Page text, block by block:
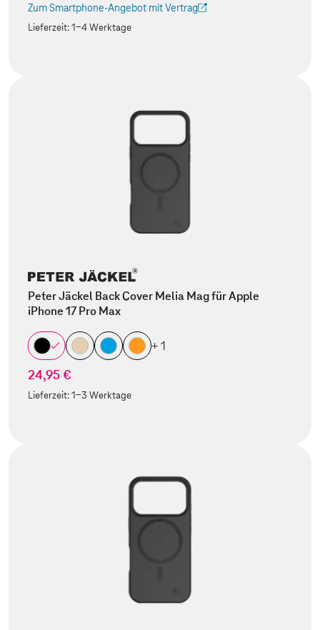
Zum Smartphone-Angebot mit Vertrag
(Der Link wird in einem neuen Tab geöffnet)
Lieferzeit:1-4 Werktage
Peter Jäckel Back Cover Melia Mag für Apple
iPhone 17 Pro Max
+ 1
24,95 €
Lieferzeit:1-3 Werktage